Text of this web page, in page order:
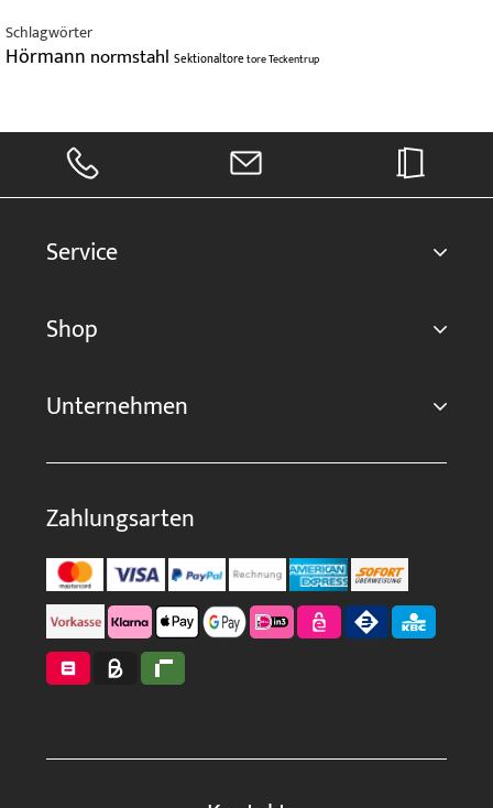
Schlagwörter
Hörmann normstahl SektionaltoretoreTeckentrup
Service
Shop
Unternehmen
Zahlungsarten